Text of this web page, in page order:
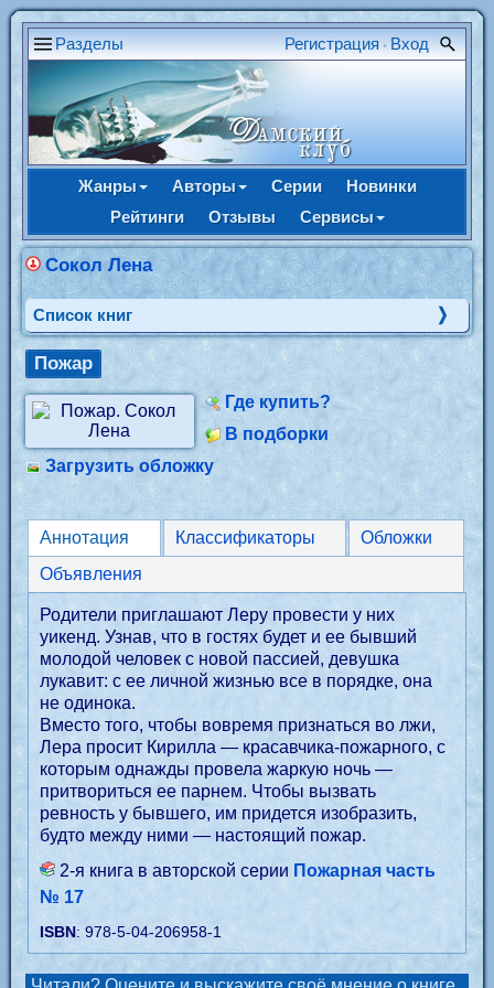
Разделы Регистрация • Вход
Жанры Авторы Серии
Новинки
Рейтинги
Отзывы Сервисы
Сокол Лена
Cписок книг
Пожар
Где купить?
В подборки
Загрузить обложку
Аннотация Классификаторы
Обложки
Объявления
Родители приглашают Леру провести у них
уикенд. Узнав, что в гостях будет и ее бывший
молодой человек с новой пассией, девушка
лукавит: с ее личной жизнью все в порядке, она
не одинока.
Вместо того, чтобы вовремя признаться во лжи,
Лера просит Кирилла — красавчика-пожарного, с
которым однажды провела жаркую ночь —
притвориться ее парнем. Чтобы вызвать
ревность у бывшего, им придется изобразить,
будто между ними — настоящий пожар.
2-я книга в авторской серии Пожарная часть
№ 17
ISBN: 978-5-04-206958-1